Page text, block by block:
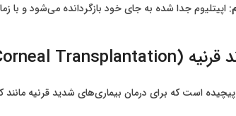
: اپیتلیوم جدا شده به جای خود بازگردانده می‌شود و با
است که برای درمان بیماری‌های شدید قرنیه مانند